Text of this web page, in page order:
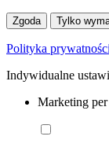
Zgoda Tylko
Polityka prywatności
Indywidualne
Marketing